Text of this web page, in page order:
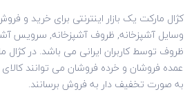
کژال مارکت یک بازار اینترنتی برای خرید و
وسایل آشپزخانه, ظروف آشپزخانه, سرویس
ظروف توسط کاربران ایرانی می باشد. در کژال
عمده فروشان و خرده فروشان می توانند
به صورت تخفیف دار به فروش برسانند.